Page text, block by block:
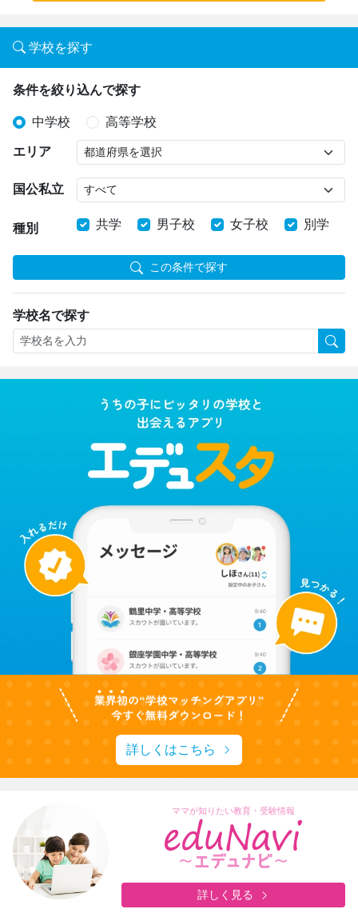
学校を探す
条件を絞り込んで探す
中学校 高等学校
エリア
国公私立
種別 共学 男子校 女子校 別学
この条件で探す
学校名で探す
詳しくはこちら
ママが知りたい教育・受験情報
詳しく見る